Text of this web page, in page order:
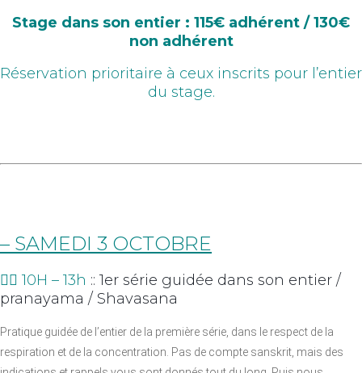
Stage dans son entier : 115€ adhérent / 130€
non adhérent
Réservation prioritaire à ceux inscrits pour l’entier
du stage.
– SAMEDI 3 OCTOBRE
👉🏼 10H – 13h :: 1er série guidée dans son entier /
pranayama / Shavasana
Pratique guidée de l’entier de la première série, dans le respect de la
respiration et de la concentration. Pas de compte sanskrit, mais des